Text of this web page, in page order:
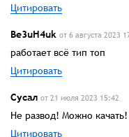
Цитировать
Be3uH4uk от 6 августа 2023
работает всё тип топ
Цитировать
Сусал от 21 июля 2023 15:42
Не развод! Можно
Цитировать